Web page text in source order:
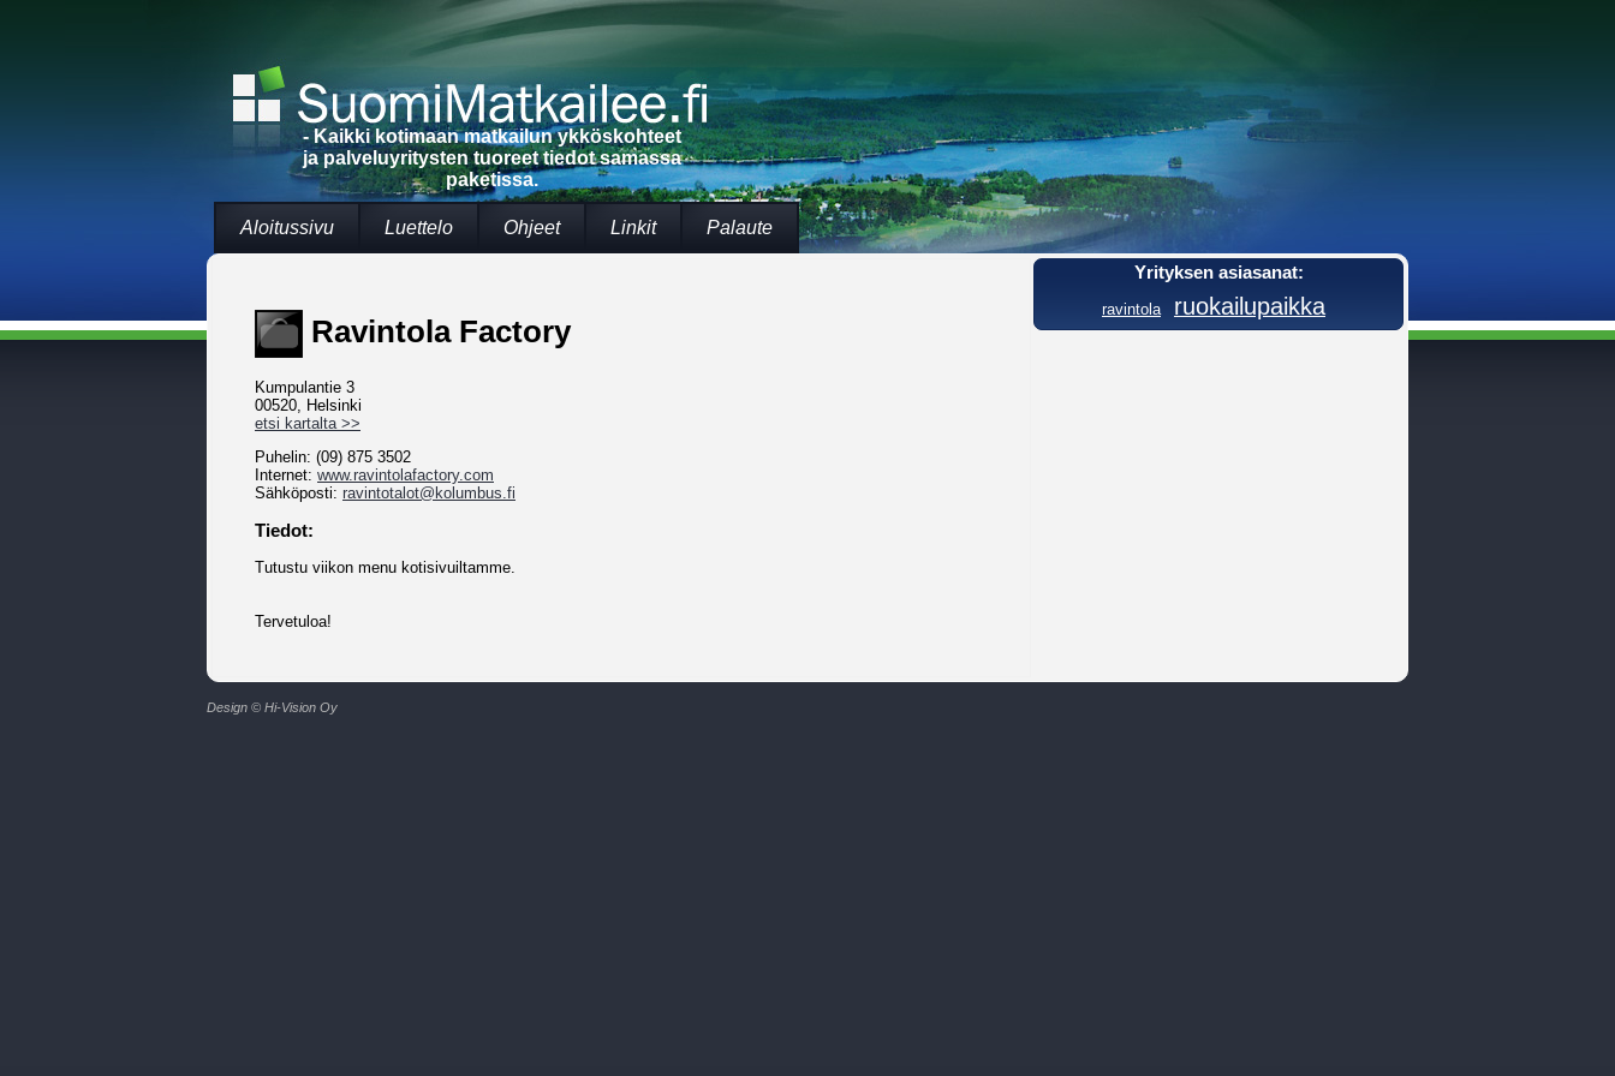
- Kaikki kotimaan matkailun ykköskohteet
ja palveluyritysten tuoreet tiedot samassa
paketissa.
Aloitussivu Luettelo Ohjeet Linkit Palaute
Ravintola Factory
Kumpulantie 3
00520, Helsinki
etsi kartalta >>
Puhelin: (09) 875 3502
Internet: www.ravintolafactory.com
Sähköposti: ravintotalot@kolumbus.fi
Tiedot:
Tutustu viikon menu kotisivuiltamme.
Tervetuloa!
Yrityksen asiasanat:
ravintola ruokailupaikka
Design © Hi-Vision Oy